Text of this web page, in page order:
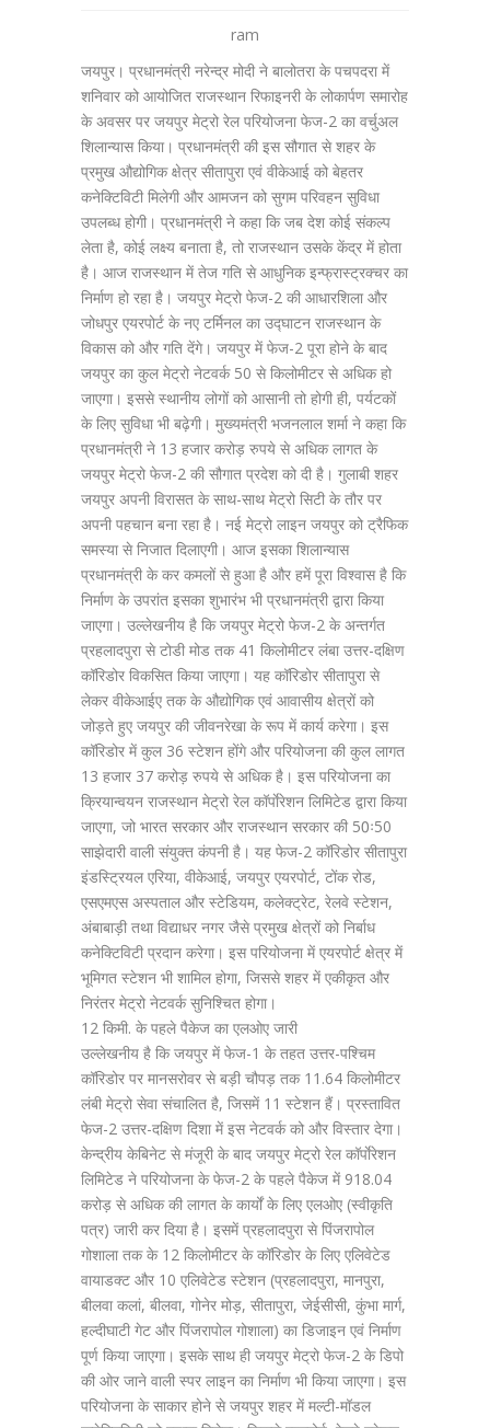
ram
जयपुर। प्रधानमंत्री नरेन्द्र मोदी ने बालोतरा के पचपदरा में
शनिवार को आयोजित राजस्थान रिफाइनरी के लोकार्पण समारोह
के अवसर पर जयपुर मेट्रो रेल परियोजना फेज-2 का वर्चुअल
शिलान्यास किया। प्रधानमंत्री की इस सौगात से शहर के
प्रमुख औद्योगिक क्षेत्र सीतापुरा एवं वीकेआई को बेहतर
कनेक्टिविटी मिलेगी और आमजन को सुगम परिवहन सुविधा
उपलब्ध होगी। प्रधानमंत्री ने कहा कि जब देश कोई संकल्प
लेता है, कोई लक्ष्य बनाता है, तो राजस्थान उसके केंद्र में होता
है। आज राजस्थान में तेज गति से आधुनिक इन्फ्रास्ट्रक्चर का
निर्माण हो रहा है। जयपुर मेट्रो फेज-2 की आधारशिला और
जोधपुर एयरपोर्ट के नए टर्मिनल का उद्घाटन राजस्थान के
विकास को और गति देंगे। जयपुर में फेज-2 पूरा होने के बाद
जयपुर का कुल मेट्रो नेटवर्क 50 से किलोमीटर से अधिक हो
जाएगा। इससे स्थानीय लोगों को आसानी तो होगी ही, पर्यटकों
के लिए सुविधा भी बढ़ेगी। मुख्यमंत्री भजनलाल शर्मा ने कहा कि
प्रधानमंत्री ने 13 हजार करोड़ रुपये से अधिक लागत के
जयपुर मेट्रो फेज-2 की सौगात प्रदेश को दी है। गुलाबी शहर
जयपुर अपनी विरासत के साथ-साथ मेट्रो सिटी के तौर पर
अपनी पहचान बना रहा है। नई मेट्रो लाइन जयपुर को ट्रैफिक
समस्या से निजात दिलाएगी। आज इसका शिलान्यास
प्रधानमंत्री के कर कमलों से हुआ है और हमें पूरा विश्वास है कि
निर्माण के उपरांत इसका शुभारंभ भी प्रधानमंत्री द्वारा किया
जाएगा। उल्लेखनीय है कि जयपुर मेट्रो फेज-2 के अन्तर्गत
प्रहलादपुरा से टोडी मोड तक 41 किलोमीटर लंबा उत्तर-दक्षिण
कॉरिडोर विकसित किया जाएगा। यह कॉरिडोर सीतापुरा से
लेकर वीकेआईए तक के औद्योगिक एवं आवासीय क्षेत्रों को
जोड़ते हुए जयपुर की जीवनरेखा के रूप में कार्य करेगा। इस
कॉरिडोर में कुल 36 स्टेशन होंगे और परियोजना की कुल लागत
13 हजार 37 करोड़ रुपये से अधिक है। इस परियोजना का
क्रियान्वयन राजस्थान मेट्रो रेल कॉर्पाेरेशन लिमिटेड द्वारा किया
जाएगा, जो भारत सरकार और राजस्थान सरकार की 50ः50
साझेदारी वाली संयुक्त कंपनी है। यह फेज-2 कॉरिडोर सीतापुरा
इंडस्ट्रियल एरिया, वीकेआई, जयपुर एयरपोर्ट, टोंक रोड,
एसएमएस अस्पताल और स्टेडियम, कलेक्ट्रेट, रेलवे स्टेशन,
अंबाबाड़ी तथा विद्याधर नगर जैसे प्रमुख क्षेत्रों को निर्बाध
कनेक्टिविटी प्रदान करेगा। इस परियोजना में एयरपोर्ट क्षेत्र में
भूमिगत स्टेशन भी शामिल होगा, जिससे शहर में एकीकृत और
निरंतर मेट्रो नेटवर्क सुनिश्चित होगा।
12 किमी. के पहले पैकेज का एलओए जारी
उल्लेखनीय है कि जयपुर में फेज-1 के तहत उत्तर-पश्चिम
कॉरिडोर पर मानसरोवर से बड़ी चौपड़ तक 11.64 किलोमीटर
लंबी मेट्रो सेवा संचालित है, जिसमें 11 स्टेशन हैं। प्रस्तावित
फेज-2 उत्तर-दक्षिण दिशा में इस नेटवर्क को और विस्तार देगा।
केन्द्रीय केबिनेट से मंजूरी के बाद जयपुर मेट्रो रेल कॉर्पाेरेशन
लिमिटेड ने परियोजना के फेज-2 के पहले पैकेज में 918.04
करोड़ से अधिक की लागत के कार्यों के लिए एलओए (स्वीकृति
पत्र) जारी कर दिया है। इसमें प्रहलादपुरा से पिंजरापोल
गोशाला तक के 12 किलोमीटर के कॉरिडोर के लिए एलिवेटेड
वायाडक्ट और 10 एलिवेटेड स्टेशन (प्रहलादपुरा, मानपुरा,
बीलवा कलां, बीलवा, गोनेर मोड़, सीतापुरा, जेईसीसी, कुंभा मार्ग,
हल्दीघाटी गेट और पिंजरापोल गोशाला) का डिजाइन एवं निर्माण
पूर्ण किया जाएगा। इसके साथ ही जयपुर मेट्रो फेज-2 के डिपो
की ओर जाने वाली स्पर लाइन का निर्माण भी किया जाएगा। इस
परियोजना के साकार होने से जयपुर शहर में मल्टी-मॉडल